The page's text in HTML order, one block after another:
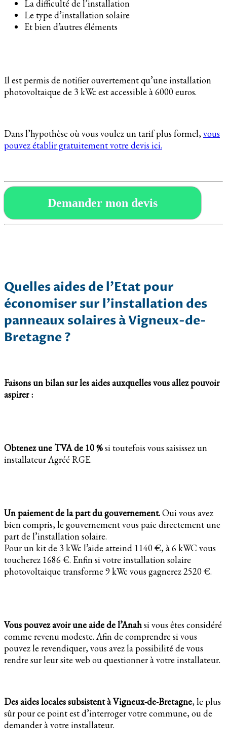
La difficulté de l’installation
Le type d’installation solaire
Et bien d’autres éléments
Il est permis de notifier ouvertement qu’une installation
photovoltaique de 3 kWc est accessible à 6000 euros.
Dans l’hypothèse où vous voulez un tarif plus formel, vous
pouvez établir gratuitement votre devis ici.
Demander mon devis
Quelles aides de l’Etat pour
économiser sur l’installation des
panneaux solaires à Vigneux-de-
Bretagne ?
Faisons un bilan sur les aides auxquelles vous allez pouvoir
aspirer :
Obtenez une TVA de 10 %si toutefois vous saisissez un
installateur Agréé RGE.
Un paiement de la part du gouvernement.Oui vous avez
bien compris, le gouvernement vous paie directement une
part de l’installation solaire.
Pour un kit de 3 kWc l’aide atteind 1140 €, à 6 kWC vous
toucherez 1686 €. Enfin si votre installation solaire
photovoltaique transforme 9 kWc vous gagnerez 2520 €.
Vous pouvez avoir une aide de l’Anahsi vous êtes considéré
comme revenu modeste. Afin de comprendre si vous
pouvez le revendiquer, vous avez la possibilité de vous
rendre sur leur site web ou questionner à votre installateur.
Des aides locales subsistent à Vigneux-de-Bretagne, le plus
sûr pour ce point est d’interroger votre commune, ou de
demander à votre installateur.